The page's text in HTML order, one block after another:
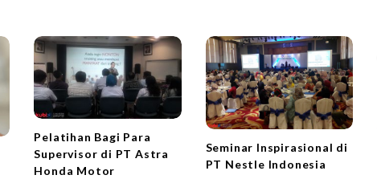
Pelatihan Bagi Para
Supervisor di PT Astra
Honda Motor
Seminar Inspirasional di
PT Nestle Indonesia